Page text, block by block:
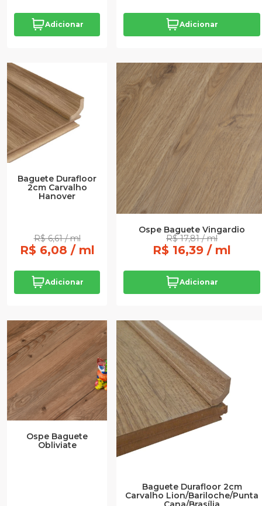
Adicionar Adicionar
Baguete Durafloor
2cm Carvalho
Hanover
R$ 6,61 / ml
R$ 6,08 / ml
Adicionar
Ospe Baguete Vingardio
R$ 17,81 / ml
R$ 16,39 / ml
Adicionar
Ospe Baguete
Obliviate
Baguete Durafloor 2cm
Carvalho Lion/Bariloche/Punta